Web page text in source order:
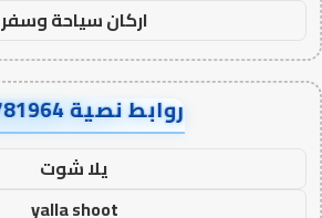
اركان سياحة وسفر
روابط نصية FD781964
يلا شوت
yalla shoot